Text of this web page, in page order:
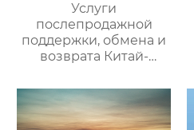
Услуги
послепродажной
поддержки, обмена и
возврата Китай-
по управлению
международными
цепями поставок